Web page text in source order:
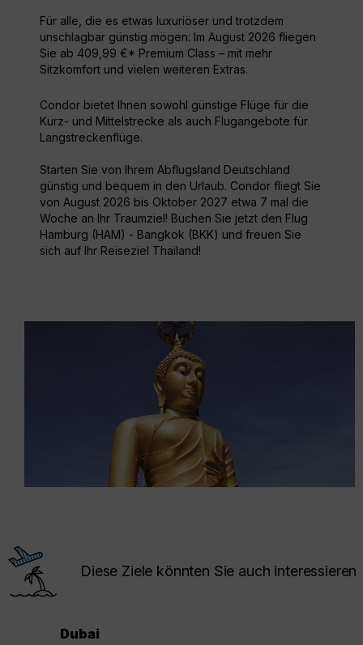
Für alle, die es etwas luxuriöser und trotzdem
unschlagbar günstig mögen: Im August 2026 fliegen
Sie ab 409,99 €* Premium Class – mit mehr
Sitzkomfort und vielen weiteren Extras.
Condor bietet Ihnen sowohl günstige Flüge für die
Kurz- und Mittelstrecke als auch Flugangebote für
Langstreckenflüge.
Starten Sie von Ihrem Abflugsland Deutschland
günstig und bequem in den Urlaub. Condor fliegt Sie
von August 2026 bis Oktober 2027 etwa 7 mal die
Woche an Ihr Traumziel! Buchen Sie jetzt den Flug
Hamburg (HAM) - Bangkok (BKK) und freuen Sie
sich auf Ihr Reiseziel Thailand!
Diese Ziele könnten Sie auch interessieren
Dubai